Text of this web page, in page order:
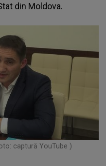
din Moldova.
captură YouTube )